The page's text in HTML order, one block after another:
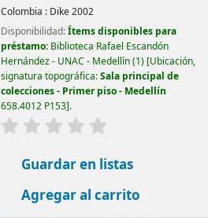
Colombia : Dike2002
Disponibilidad:Ítems disponibles para
préstamo: Biblioteca Rafael Escandón
Hernández - UNAC - Medellín(1) Ubicación,
signatura topográfica:Sala principal de
colecciones - Primer piso - Medellín
658.4012 P153 .
valoración
Guardar en listas
Agregar al carrito